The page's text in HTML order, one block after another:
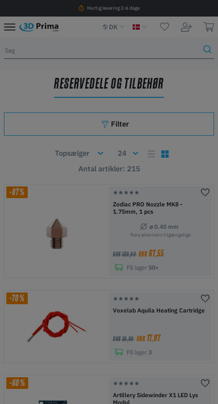
Hurtig levering 2-6 dage
DK
RESERVEDELE OG TILBEHØR
Filter
Antal artikler: 215
-87%
Zodiac PRO Nozzle MK8 -
1.75mm, 1 pcs
⌀ 0.40 mm
flere alternativ tilgængelige
DKK 539,90 DKK67,55
På lager 50+
-70%
Voxelab Aquila Heating Cartridge
DKK 59,90 DKK17,97
På lager 3
-60%
Artillery Sidewinder X1 LED Lys
Modul